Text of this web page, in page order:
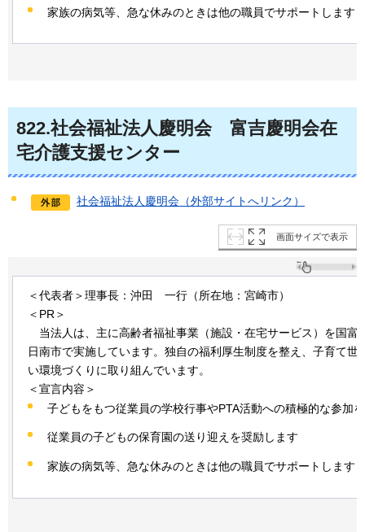
家族の病気等、急な休みのときは他の職員でサポートします
822.社会福祉法人慶明会 富吉慶明会在
宅介護支援センター
社会福祉法人慶明会（外部サイトへリンク）
画面サイズで表示
＜代表者＞理事長：沖田 一行（所在地：宮崎市）
＜PR＞
当法人は、主に高齢者福祉事業（施設・在宅サービス）を国富
日南市で実施しています。独自の福利厚生制度を整え、子育て世
い環境づくりに取り組んでいます。
＜宣言内容＞
子どもをもつ従業員の学校行事やPTA活動への積極的な参加
従業員の子どもの保育園の送り迎えを奨励します
家族の病気等、急な休みのときは他の職員でサポートします